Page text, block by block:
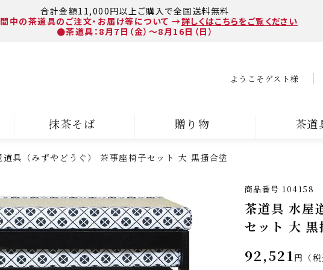
合計金額11,000円以上ご購入で全国送料無料
中の茶道具のご注文・お届け等について →詳しくはこちらをご覧ください
●茶道具：8月7日（金）～8月16日（日）
ようこそゲスト様
抹茶そば 贈り物 茶道
具（みずやどうぐ） 茶事座椅子セット 大 黒掻合塗
商品番号 104158
茶道具 水屋
セット 大 黒
92,521